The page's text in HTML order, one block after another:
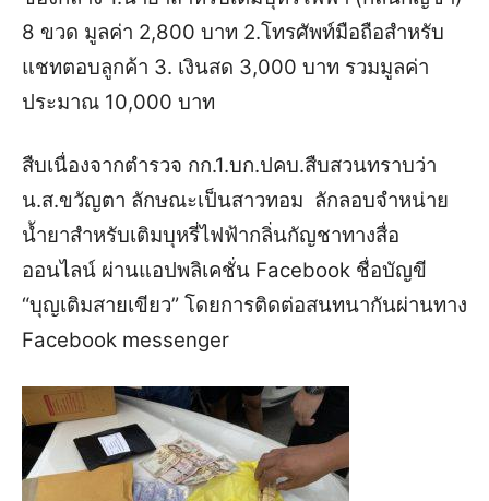
8 ขวด มูลค่า 2,800 บาท 2.โทรศัพท์มือถือสำหรับ
แชทตอบลูกค้า 3. เงินสด 3,000 บาท รวมมูลค่า
ประมาณ 10,000 บาท
สืบเนื่องจากตำรวจ กก.1.บก.ปคบ.สืบสวนทราบว่า
น.ส.ขวัญตา ลักษณะเป็นสาวทอม ลักลอบจำหน่าย
น้ำยาสำหรับเติมบุหรี่ไฟฟ้ากลิ่นกัญชาทางสื่อ
ออนไลน์ ผ่านแอปพลิเคชั่น Facebook ชื่อบัญขี
“บุญเติมสายเขียว” โดยการติดต่อสนทนากันผ่านทาง
Facebook messenger